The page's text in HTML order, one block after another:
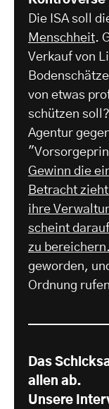
Die ISA soll
Menschheit.
Verkauf von
von etwas
schützen
Agentur
Gewinn die
Betracht
ihre
scheint
zu bereichern.
geworden,
Ordnung
Das
allen ab.
Unsere